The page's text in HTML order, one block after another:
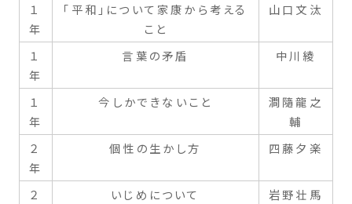
１
年
「平和」について家康から考える
こと
山口文汰
１
年
言葉の矛盾 中川綾
１
年
今しかできないこと
澗隨龍之
輔
２
年
個性の生かし方 四藤夕楽
２
いじめについて 岩野壮馬